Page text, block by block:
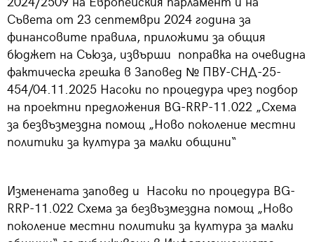
Съвета от 23 септември 2024 година за
финансовите правила, приложими за общия
бюджет на Съюза, извърши поправка на очевидна
фактическа грешка в Заповед № ПВУ-СНД-25-
454/04.11.2025 Насоки по процедура чрез подбор
на проектни предложения BG-RRP-11.022 „Схема
за безвъзмездна помощ „Ново поколение местни
политики за култура за малки общини“
Изменената заповед и Насоки по процедура BG-
RRP-11.022 Схема за безвъзмездна помощ „Ново
поколение местни политики за култура за малки